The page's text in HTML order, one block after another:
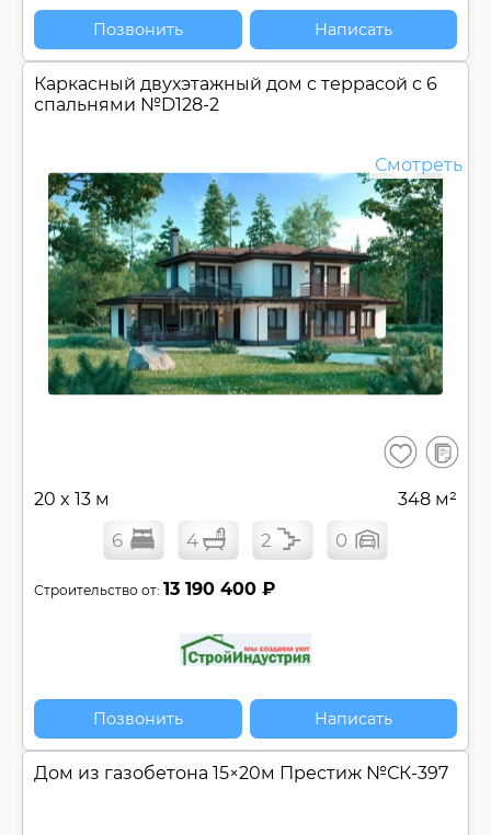
Позвонить Написать
Каркасный двухэтажный дом c террасой с 6
спальнями №D128-2
Смотреть
Сохранить
В
20 x 13 м 348 м²
6 4 2 0
Строительство от: 13 190 400 ₽
Позвонить Написать
Дом из газобетона 15×20м Престиж №СК-397